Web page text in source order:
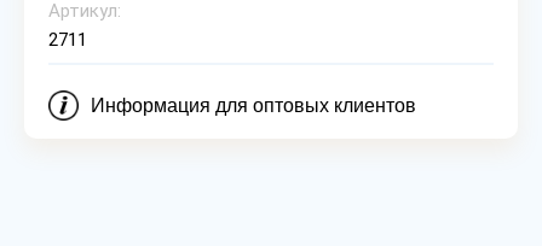
Артикул:
2711
Информация для оптовых клиентов